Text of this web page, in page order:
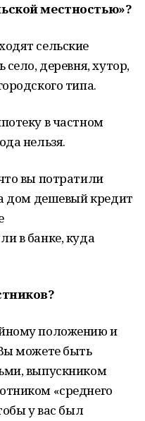
местностью»?
сельские
деревня, хутор,
типа.
в частном
нельзя.
вы потратили
дом дешевый кредит
в банке, куда
положению и
можете быть
выпускником
«среднего
у вас был